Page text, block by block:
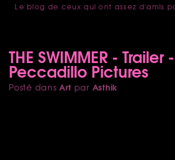
accueil
Le blog de ceux qui ont assez d'amis
THE SWIMMER - Trailer -
Peccadillo Pictures
Posté dansArt par Asthik